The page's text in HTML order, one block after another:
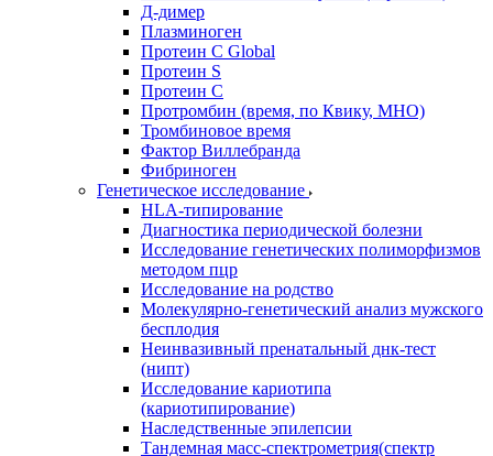
Д-димер
Плазминоген
Протеин C Global
Протеин S
Протеин С
Протромбин (время, по Квику, МНО)
Тромбиновое время
Фактор Виллебранда
Фибриноген
Генетическое исследование
HLA-типирование
Диагностика периодической болезни
Исследование генетических полиморфизмов
методом пцр
Исследование на родство
Молекулярно-генетический анализ мужского
бесплодия
Неинвазивный пренатальный днк-тест
(нипт)
Исследование кариотипа
(кариотипирование)
Наследственные эпилепсии
Тандемная масс-спектрометрия(спектр